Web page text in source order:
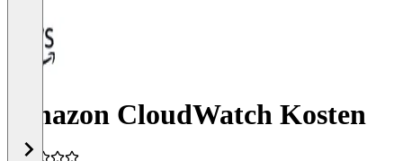
Amazon CloudWatch Kosten